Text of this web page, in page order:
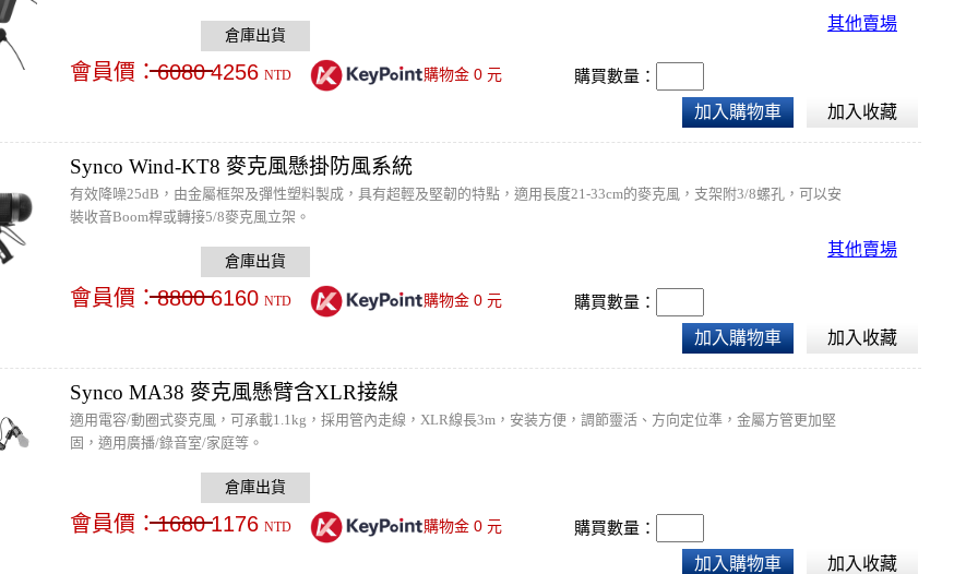
其他賣場
會員價：6080 4256 NTD 購物金 0元 購買數量：
加入購物車 加入收藏
Synco Wind-KT8 麥克風懸掛防風系統
有效降噪25dB，由金屬框架及彈性塑料製成，具有超輕及堅韌的特點，適用長度21-33cm的麥克風，支架附3/8螺孔，可以安
裝收音Boom桿或轉接5/8麥克風立架。
其他賣場
會員價：8800 6160 NTD 購物金 0元 購買數量：
加入購物車 加入收藏
Synco MA38 麥克風懸臂含XLR接線
適用電容/動圈式麥克風，可承載1.1kg，採用管內走線，XLR線長3m，安装方便，調節靈活、方向定位準，金屬方管更加堅
固，適用廣播/錄音室/家庭等。
會員價：1680 1176 NTD 購物金 0元 購買數量：
加入購物車 加入收藏